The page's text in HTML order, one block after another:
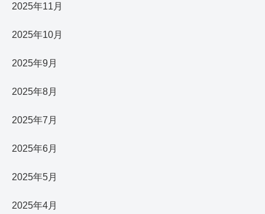
2025年11月
2025年10月
2025年9月
2025年8月
2025年7月
2025年6月
2025年5月
2025年4月